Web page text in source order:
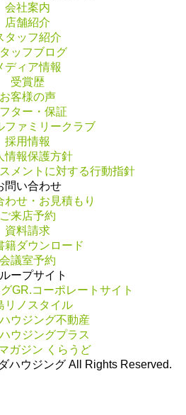
会社案内
店舗紹介
タッフ紹介
ッフブログ
ディア情報
受賞歴
お客様の声
ター・保証
ファミリークラブ
採用情報
情報保護方針
メントに対する行動指針
問い合わせ
わせ・お見積もり
ご来店予約
資料請求
籍ダウンロード
会議室予約
ープサイト
GR.コーポレートサイト
リノスタイル
ウジング不動産
ウジングプラス
ガジン くらうど
ハウジング All Rights Reserved.